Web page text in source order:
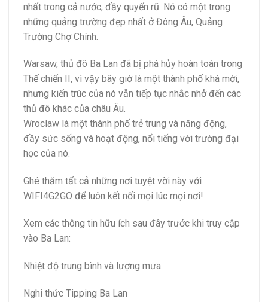
nhất trong cả nước, đầy quyến rũ. Nó có một trong
những quảng trường đẹp nhất ở Đông Âu, Quảng
Trường Chợ Chính.
Warsaw, thủ đô Ba Lan đã bị phá hủy hoàn toàn trong
Thế chiến II, vì vậy bây giờ là một thành phố khá mới,
nhưng kiến ​​trúc của nó vẫn tiếp tục nhắc nhở đến các
thủ đô khác của châu Âu.
Wroclaw là một thành phố trẻ trung và năng động,
đầy sức sống và hoạt động, nổi tiếng với trường đại
học của nó.
Ghé thăm tất cả những nơi tuyệt vời này với
WIFI4G2GO để luôn kết nối mọi lúc mọi nơi!
Xem các thông tin hữu ích sau đây trước khi truy cập
vào Ba Lan:
Nhiệt độ trung bình và lượng mưa
Nghi thức Tipping Ba Lan